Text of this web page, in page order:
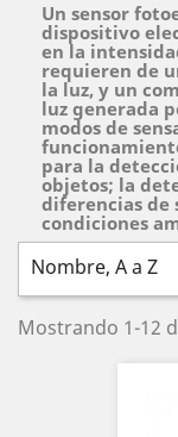
Un sensor
dispositivo
en la
requieren de
la luz, y un
luz generada
modos de
para la
objetos; la
diferencias de
condiciones
Nombre, A a Z
Mostrando 1-12